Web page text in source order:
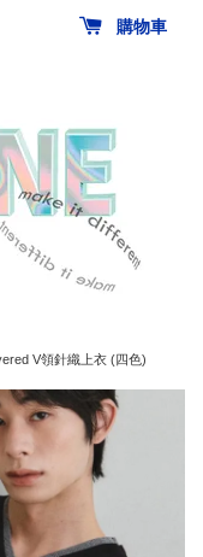
購物車
V領針織上衣 (四色)